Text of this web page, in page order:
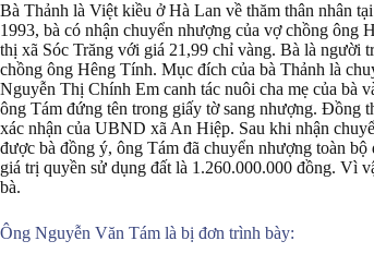
Bà Thảnh là Việt kiều ở Hà Lan về thăm thân nhân
1993, bà có nhận chuyển nhượng của vợ chồng
thị xã Sóc Trăng với giá 21,99 chỉ vàng. Bà là người
chồng ông Hêng Tính. Mục đích của bà Thảnh là
Nguyễn Thị Chính Em canh tác nuôi cha mẹ của bà
ông Tám đứng tên trong giấy tờ sang nhượng. Đồng
xác nhận của UBND xã An Hiệp. Sau khi nhận
được bà đồng ý, ông Tám đã chuyển nhượng toàn bộ
giá trị quyền sử dụng đất là 1.260.000.000 đồng. Vì
bà.
Ông Nguyễn Văn Tám là bị đơn trình bày: